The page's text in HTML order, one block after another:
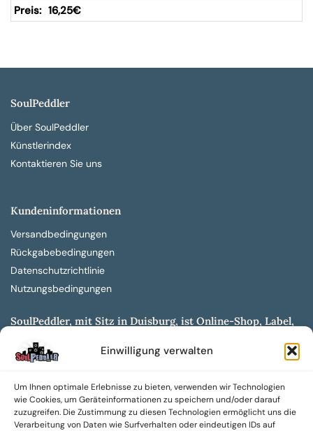
Einwilligung verwalten
Um Ihnen optimale Erlebnisse zu bieten, verwenden wir Technologien
wie Cookies, um Geräteinformationen zu speichern und/oder darauf
zuzugreifen. Die Zustimmung zu diesen Technologien ermöglicht uns die
Verarbeitung von Daten wie Surfverhalten oder eindeutigen IDs auf
16,25€
SoulPeddler
Über SoulPeddler
Künstlerindex
Kontaktieren Sie uns
Kundeninformationen
Versandbedingungen
Rückgabebedingungen
Datenschutzrichtlinie
Nutzungsbedingungen
SoulPeddler, mit Sitz in Duisburg, ist Online-Shop, Label,
entwickelt aus dem SoulPeddler Vinyl-Presswerk und
Wir bieten eine breite Auswahl an sowohl hochgradig
sammelwürdigen als auch Mainstream-Titeln und -Formaten auf
Vinyl, CD und weiteren Medien.